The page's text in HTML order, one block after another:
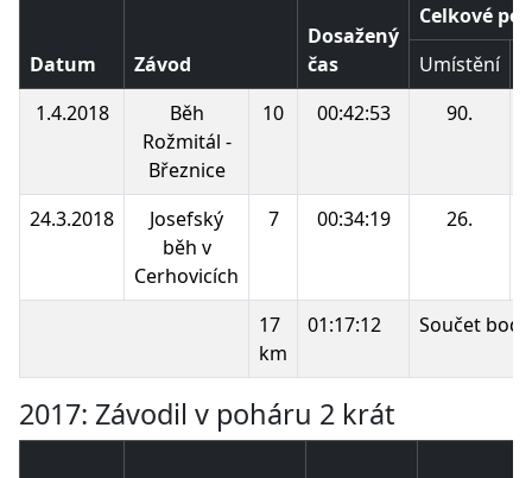
Datum Závod
Dosažený
čas
Celkové
Umístění
1.4.2018
Běh
Rožmitál -
Březnice
10 00:42:53 90.
24.3.2018
Josefský
běh v
Cerhovicích
7 00:34:19 26.
17
km
01:17:12 Součet
2017: Závodil v poháru 2 krát